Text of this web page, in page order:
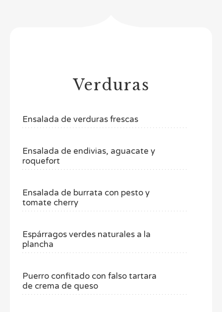
Verduras
Ensalada de verduras frescas
Ensalada de endivias, aguacate y
roquefort
Ensalada de burrata con pesto y
tomate cherry
Espárragos verdes naturales a la
plancha
Puerro confitado con falso tartara
de crema de queso